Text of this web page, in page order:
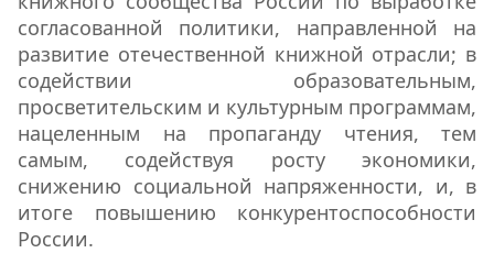
согласованной политики, направленной на
развитие отечественной книжной отрасли; в
содействии образовательным,
просветительским и культурным программам,
нацеленным на пропаганду чтения, тем
самым, содействуя росту экономики,
снижению социальной напряженности, и, в
итоге повышению конкурентоспособности
России.